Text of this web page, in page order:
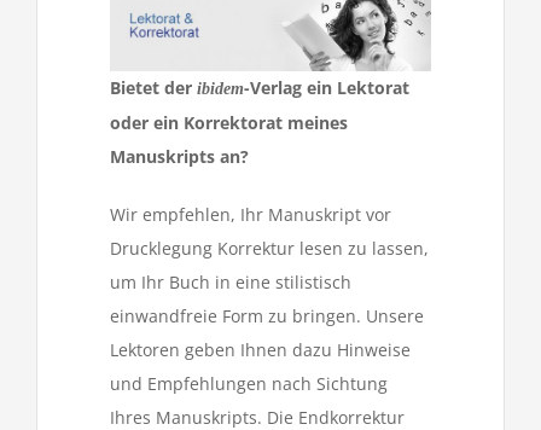
Bietet der ibidem-Verlag ein Lektorat
oder ein Korrektorat meines
Manuskripts an?
Wir empfehlen, Ihr Manuskript vor
Drucklegung Korrektur lesen zu lassen,
um Ihr Buch in eine stilistisch
einwandfreie Form zu bringen. Unsere
Lektoren geben Ihnen dazu Hinweise
und Empfehlungen nach Sichtung
Ihres Manuskripts. Die Endkorrektur